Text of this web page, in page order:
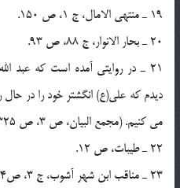
19 ـ منتهی الامال، ج 1، ص 150.
20 ـ بحار الانوار، ج 88، ص 93.
21 ـ در روایتی آمده است که عبد
دیدم که علی(ع) انگشتر خود را در حال
می کنیم. (مجمع البیان، ص 3، ص 325.)
22 ـ طیبات، ص 12.
23 ـ مناقب ابن شهر آشوب، ج 3، ص4.